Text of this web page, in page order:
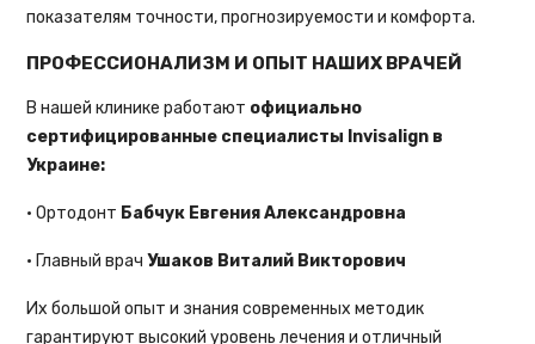
показателям точности, прогнозируемости и комфорта.
ПРОФЕССИОНАЛИЗМ И ОПЫТ НАШИХ ВРАЧЕЙ
В нашей клинике работают официально
сертифицированные специалисты Invisalign в
Украине:
• Ортодонт Бабчук Евгения Александровна
• Главный врачУшаков Виталий Викторович
Их большой опыт и знания современных методик
гарантируют высокий уровень лечения и отличный